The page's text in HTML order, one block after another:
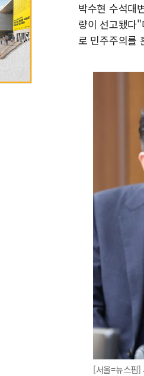
박수현 수석대
량이 선고됐다
로 민주주의를
[서울=뉴스핌]